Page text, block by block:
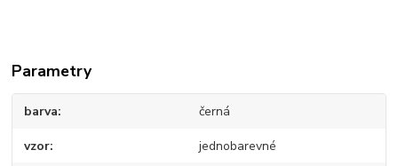
Parametry
barva černá
vzor jednobarevné